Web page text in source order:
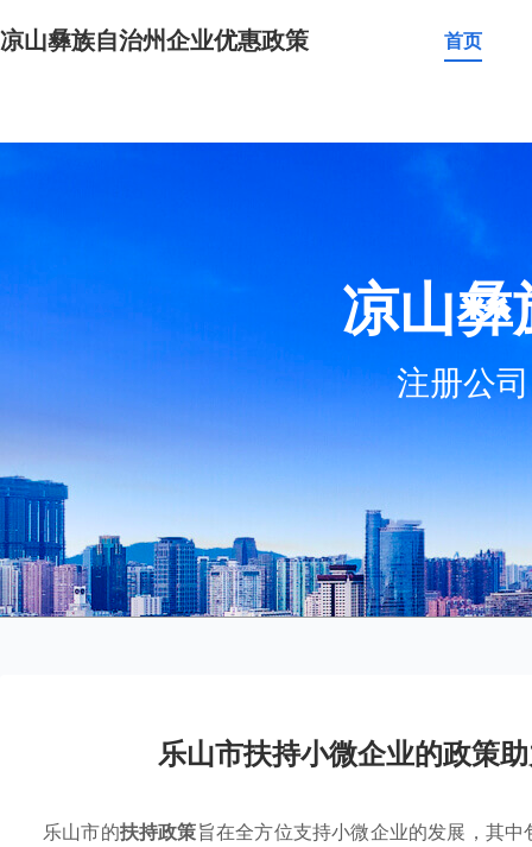
凉山彝族自治州企业优惠政策 首页
凉山
注册公
乐山市扶持小微企业的政策
乐山市的扶持政策旨在全方位支持小微企业的发展，其